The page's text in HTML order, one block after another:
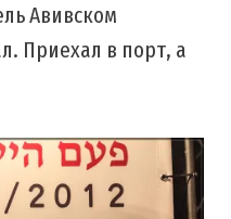
Авивском
Приехал в порт, а